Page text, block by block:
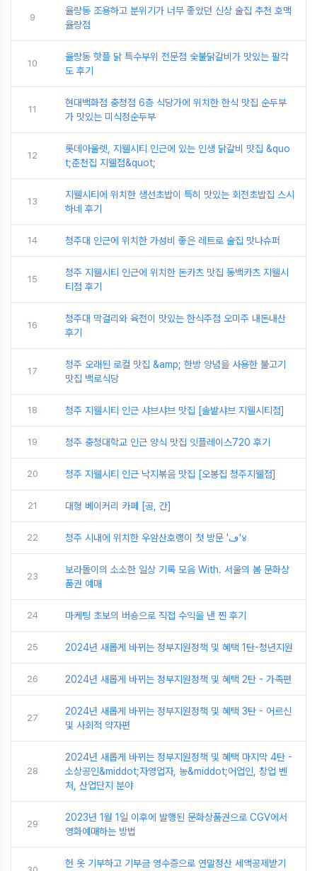
9
율량동 조용하고 분위기가 너무 좋았던 신상 술집 추천 호맥
율량점
10
율량동 핫플 닭 특수부위 전문점 숯불닭갈비가 맛있는 팔각
도 후기
11
현대백화점 충청점 6층 식당가에 위치한 한식 맛집 순두부
가 맛있는 미식정순두부
12
롯데아울렛, 지웰시티 인근에 있는 인생 닭갈비 맛집 &quo
t;춘천집 지웰점&quot;
13
지웰시티에 위치한 생선초밥이 특히 맛있는 회전초밥집 스시
하네 후기
14 청주대 인근에 위치한 가성비 좋은 레트로 술집 맛나슈퍼
15
청주 지웰시티 인근에 위치한 돈카츠 맛집 동백카츠 지웰시
티점 후기
16
청주대 막걸리와 육전이 맛있는 한식주점 오미주 내돈내산
후기
17
청주 오래된 로컬 맛집 &amp; 한방 양념을 사용한 불고기
맛집 백로식당
18 청주 지웰시티 인근 샤브샤브 맛집 [솔밭샤브 지웰시티점]
19 청주 충청대학교 인근 양식 맛집 잇플레이스720 후기
20 청주 지웰시티 인근 낙지볶음 맛집 [오봉집 청주지웰점]
21 대형 베이커리 카페 [공, 간]
22 청주 시내에 위치한 우암산호랭이 첫 방문 'ڡ'४
23
보라돌이의 소소한 일상 기록 모음 With. 서울의 봄 문화상
품권 예매
24 마케팅 초보의 버숑으로 직접 수익을 낸 찐 후기
25 2024년 새롭게 바뀌는 정부지원정책 및 혜택 1탄-청년지원
26 2024년 새롭게 바뀌는 정부지원정책 및 혜택 2탄 - 가족편
27
2024년 새롭게 바뀌는 정부지원정책 및 혜택 3탄 - 어르신
및 사회적 약자편
28
2024년 새롭게 바뀌는 정부지원정책 및 혜택 마지막 4탄 -
소상공인&middot;자영업자, 농&middot;어업인, 창업 벤
처, 산업단지 분야
29
2023년 1월 1일 이후에 발행된 문화상품권으로 CGV에서
영화예매하는 방법
헌 옷 기부하고 기부금 영수증으로 연말정산 세액공제받기